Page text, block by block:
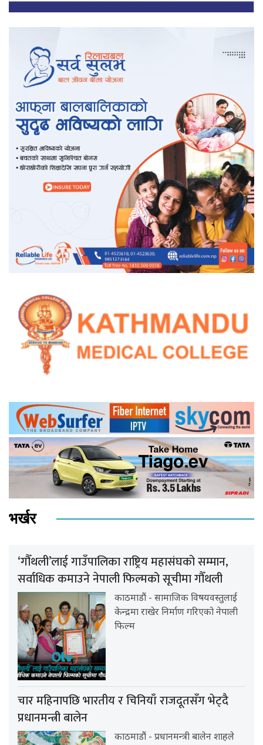
भर्खर
‘गौँथली’लाई गाउँपालिका राष्ट्रिय महासंघको सम्मान,
सर्वाधिक कमाउने नेपाली फिल्मको सूचीमा गौँथली
काठमाडौं - सामाजिक विषयवस्तुलाई
केन्द्रमा राखेर निर्माण गरिएको नेपाली
फिल्म
चार महिनापछि भारतीय र चिनियाँ राजदूतसँग भेट्दै
प्रधानमन्त्री बालेन
काठमाडौं - प्रधानमन्त्री बालेन शाहले